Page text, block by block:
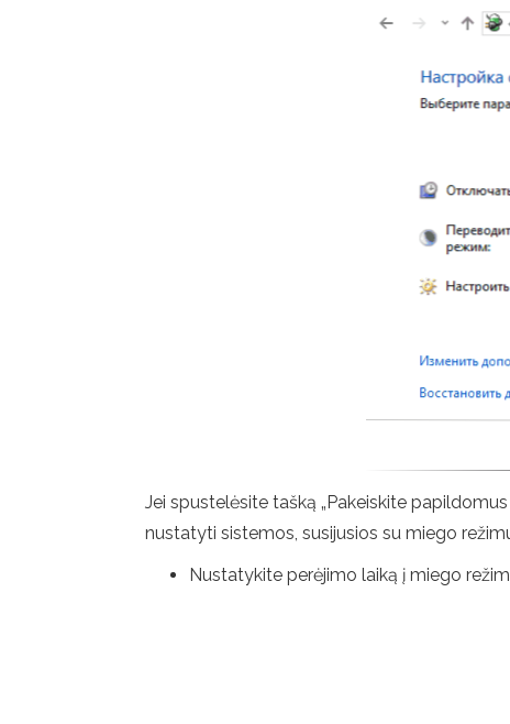
Jei spustelėsite tašką „Pakeiskite
nustatyti sistemos, susijusios su miego
Nustatykite perėjimo laiką į miego